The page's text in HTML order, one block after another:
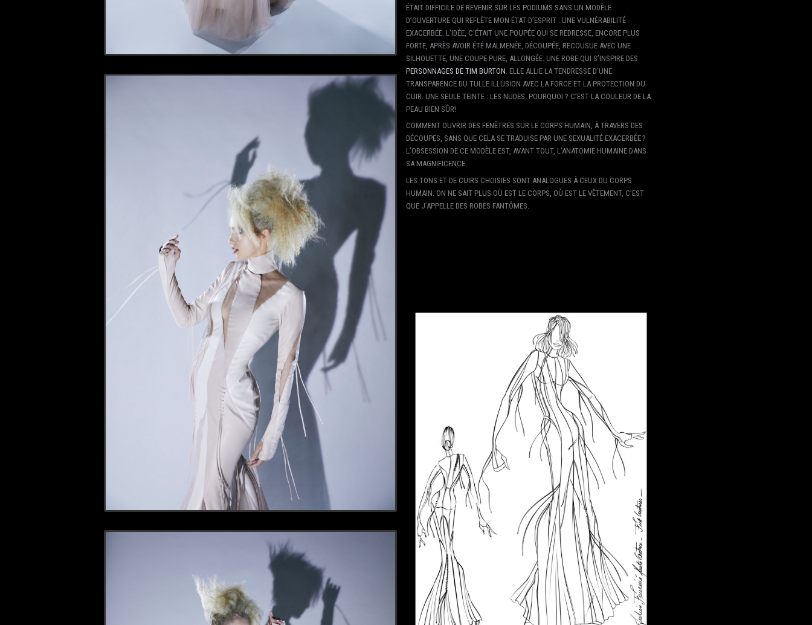
ÉTAIT DIFFICILE DE REVENIR SUR LES PODIUMS SANS UN MODÈLE
D’OUVERTURE QUI REFLÈTE MON ÉTAT D’ESPRIT : UNE VULNÉRABILITÉ
EXACERBÉE. L’IDÉE, C’ÉTAIT UNE POUPÉE QUI SE REDRESSE, ENCORE PLUS
FORTE, APRÈS AVOIR ÉTÉ MALMENÉE, DÉCOUPÉE, RECOUSUE AVEC UNE
SILHOUETTE, UNE COUPE PURE, ALLONGÉE. UNE ROBE QUI S’INSPIRE DES
PERSONNAGES DE TIM BURTON . ELLE ALLIE LA TENDRESSE D’UNE
TRANSPARENCE DU TULLE ILLUSION AVEC LA FORCE ET LA PROTECTION DU
CUIR. UNE SEULE TEINTE : LES NUDES. POURQUOI ? C’EST LA COULEUR DE LA
PEAU BIEN SÛR!
COMMENT OUVRIR DES FENÊTRES SUR LE CORPS HUMAIN, À TRAVERS DES
DÉCOUPES, SANS QUE CELA SE TRADUISE PAR UNE SEXUALITÉ EXACERBÉE ?
L’OBSESSION DE CE MODÈLE EST, AVANT TOUT, L’ANATOMIE HUMAINE DANS
SA MAGNIFICENCE.
LES TONS ET DE CUIRS CHOISIES SONT ANALOGUES À CEUX DU CORPS
HUMAIN. ON NE SAIT PLUS OÙ EST LE CORPS, OÙ EST LE VÊTEMENT, C’EST
QUE J’APPELLE DES ROBES FANTÔMES.